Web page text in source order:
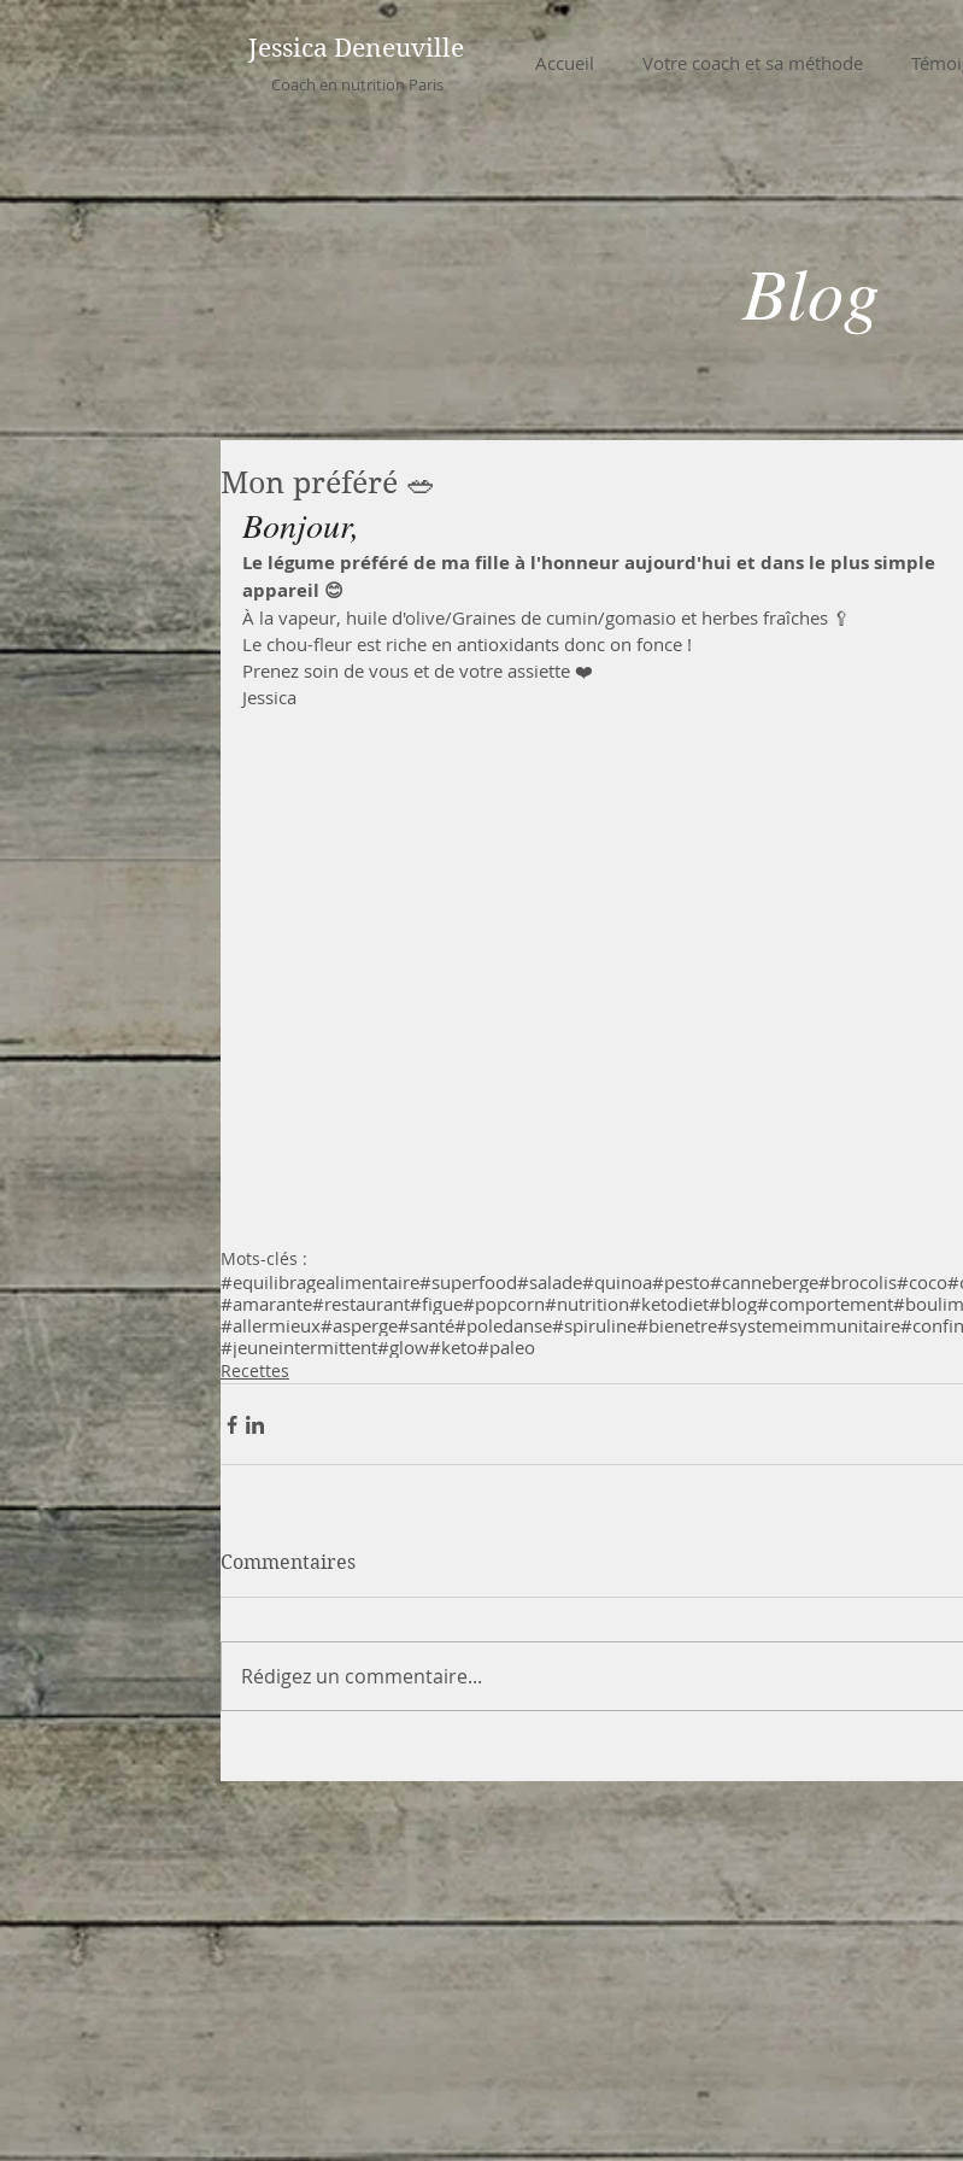
Jessica Deneuville
Coach en nutrition Paris
Accueil Votre coach et sa méthode
Blog
Mon préféré 🥗
Bonjour,
Le légume préféré de ma fille à l'honneur aujourd'hui et dans le plus simple
appareil 😊
À la vapeur, huile d'olive/Graines de cumin/gomasio et herbes fraîches 🥄
Le chou-fleur est riche en antioxidants donc on fonce !
Prenez soin de vous et de votre assiette ❤️
Jessica
Mots-clés :
#equilibragealimentaire#superfood#salade#quinoa#pesto#canneberge#brocolis#coco
#amarante#restaurant#figue#popcorn#nutrition#ketodiet#blog#comportement
#allermieux#asperge#santé#poledanse#spiruline#bienetre#systemeimmunitaire
#jeuneintermittent#glow#keto#paleo
Recettes
Commentaires
Rédigez un commentaire...